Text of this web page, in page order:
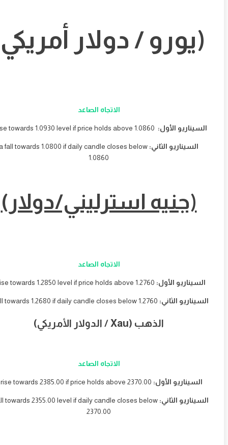
/ دولار أمريكي)
الاتجاه الصاعد
الأول:a rise towards 1.0930 level if price holds above 1.0860
السيناريو الثاني:a fall towards 1.0800 if daily candle closes below
(جنيه استرليني/دولار)
الاتجاه الصاعد
الأول:a rise towards 1.2850 level if price holds above 1.2760
الثاني: a fall towards 1.2680 if daily candle closes below 1.2760
الذهب (Xau / الدولار الأمريكي)
الاتجاه الصاعد
الأول:a rise towards 2385.00 if price holds above 2370.00
الثاني:a fall towards 2355.00 level if daily candle closes below